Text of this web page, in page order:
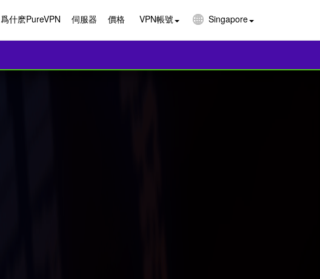
爲什麽PureVPN 伺服器 價格 VPN帳號 Singapore